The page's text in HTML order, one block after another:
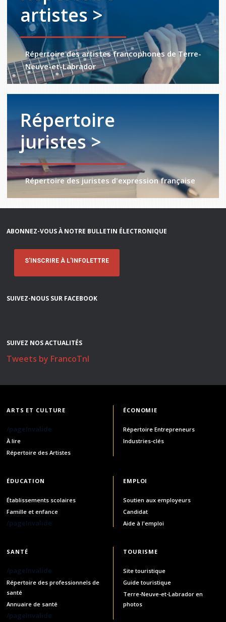
artistes >
Répertoire des artistes francophones de Terre-
Neuve-et-Labrador
Répertoire
juristes >
Répertoire des juristes d'expression française
ABONNEZ-VOUS À NOTRE BULLETIN ÉLECTRONIQUE
S'INSCRIRE À L'INFOLETTRE
SUIVEZ-NOUS SUR FACEBOOK
SUIVEZ NOS ACTUALITÉS
Tweets by FrancoTnl
ARTS ET CULTURE
/pageInvalide
À lire
Répertoire des Artistes
ÉCONOMIE
Répertoire Entrepreneurs
Industries-clés
ÉDUCATION
Établissements scolaires
Famille et enfance
/pageInvalide
EMPLOI
Soutien aux employeurs
Candidat
Aide à l'emploi
SANTÉ
/pageInvalide
Répertoire des professionnels de
santé
Annuaire de santé
/pageInvalide
TOURISME
Site touristique
Guide touristique
Terre-Neuve-et-Labrador en
photos